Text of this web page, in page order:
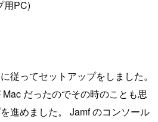
用PC)
従ってセットアップをしました。
だったのでその時のことも思
進めました。 Jamf のコンソール